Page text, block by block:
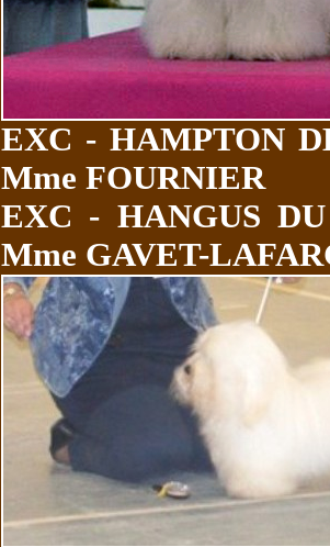
EXC - HAMPTON
Mme FOURNIER
EXC - HANGUS
Mme GAVET-